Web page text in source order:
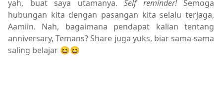
yah, buat saya utamanya. Self reminder! Semoga
hubungan kita dengan pasangan kita selalu terjaga,
Aamiin. Nah, bagaimana pendapat kalian tentang
anniversary, Temans? Share juga yuks, biar sama-sama
saling belajar 😆😆